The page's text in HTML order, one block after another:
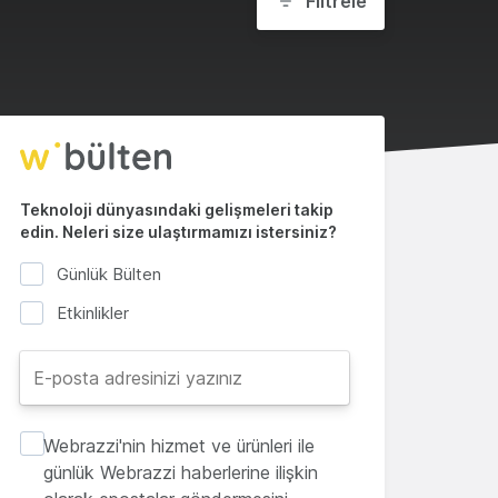
Teknoloji dünyasındaki gelişmeleri takip
edin. Neleri size ulaştırmamızı istersiniz?
Günlük Bülten
Etkinlikler
Webrazzi'nin hizmet ve ürünleri ile
günlük Webrazzi haberlerine ilişkin